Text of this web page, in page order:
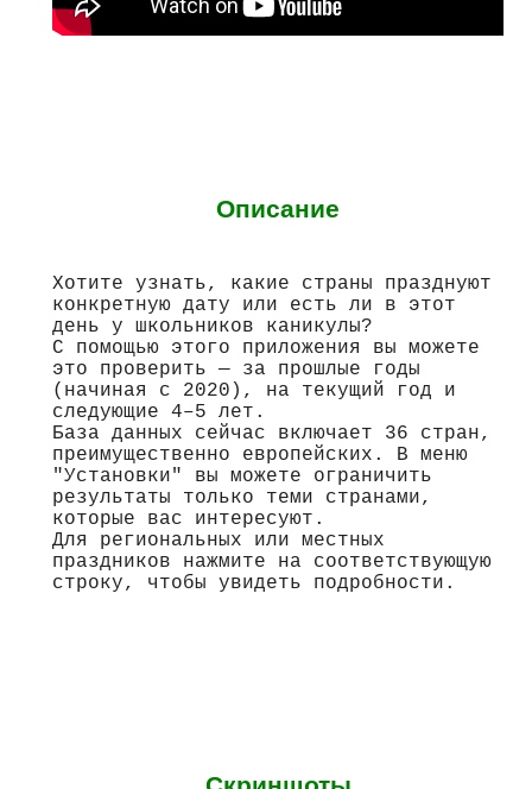
Описание
Хотите узнать, какие страны празднуют
конкретную дату или есть ли в этот
день у школьников каникулы?
С помощью этого приложения вы можете
это проверить — за прошлые годы
(начиная с 2020), на текущий год и
следующие 4–5 лет.
База данных сейчас включает 36 стран,
преимущественно европейских. В меню
"Установки" вы можете ограничить
результаты только теми странами,
которые вас интересуют.
Для региональных или местных
праздников нажмите на соответствующую
строку, чтобы увидеть подробности.